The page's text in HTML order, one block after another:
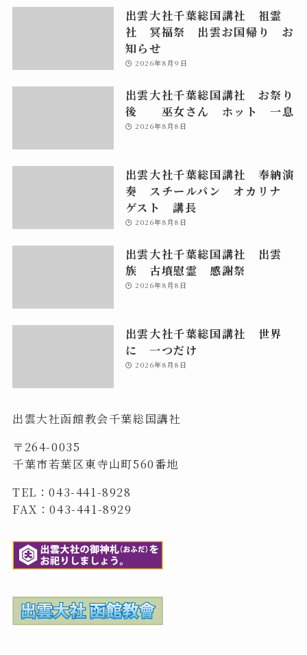
出雲大社千葉総国講社 祖霊
社 冥福祭 出雲お国帰り お
知らせ
2026年8月9日
出雲大社千葉総国講社 お祭り
後 巫女さん ホット 一息
2026年8月8日
出雲大社千葉総国講社 奉納演
奏 スチールパン オカリナ
ゲスト 講長
2026年8月8日
出雲大社千葉総国講社 出雲
族 古墳慰霊 感謝祭
2026年8月8日
出雲大社千葉総国講社 世界
に 一つだけ
2026年8月8日
出雲大社函館教会千葉総国講社
〒264-0035
千葉市若葉区東寺山町560番地
TEL：043-441-8928
FAX：043-441-8929